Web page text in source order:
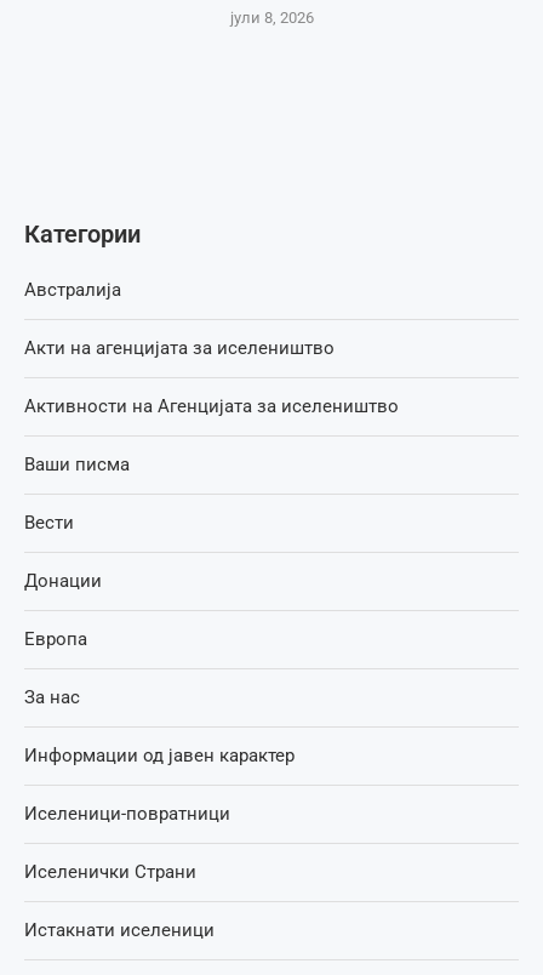
јули 8, 2026
Категории
Австралија
Акти на агенцијата за иселеништво
Активности на Агенцијата за иселеништво
Ваши писма
Вести
Донации
Европа
За нас
Информации од јавен карактер
Иселеници-повратници
Иселенички Страни
Истакнати иселеници